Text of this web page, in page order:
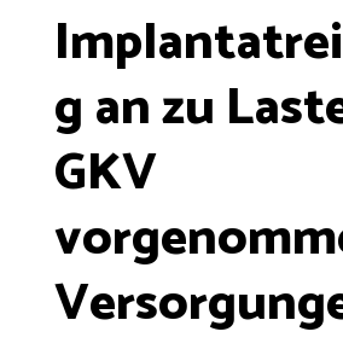
g an zu
GKV